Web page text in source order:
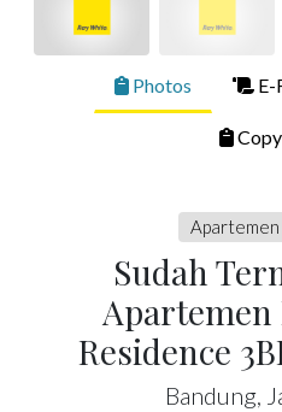
Photos E-
Sudah
Residence
Bandung,